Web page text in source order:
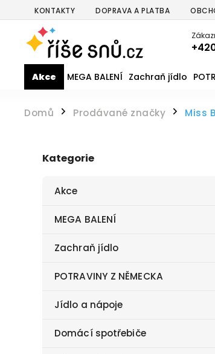
KONTAKTY DOPRAVA A PLATBA
Akce MEGA BALENÍ Zachraň jídlo
Domů / Prodávané značky / Miss
Kategorie
Akce
MEGA BALENÍ
Zachraň jídlo
POTRAVINY Z NĚMECKA
Jídlo a nápoje
Domácí spotřebiče